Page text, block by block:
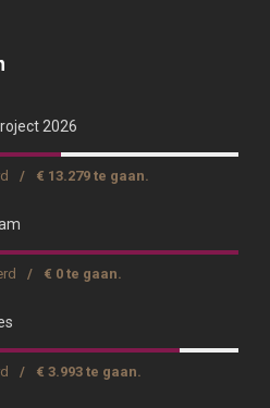
2026
/ € 13.279 te gaan.
/ € 0 te gaan.
/ € 3.993 te gaan.